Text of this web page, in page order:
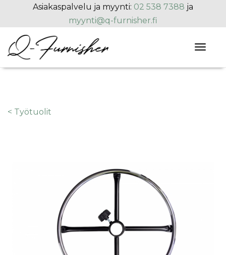
Hyppää pääsisältöön
Asiakaspalvelu ja myynti: 02 538 7388 ja
myynti@q-furnisher.fi
< Työtuolit